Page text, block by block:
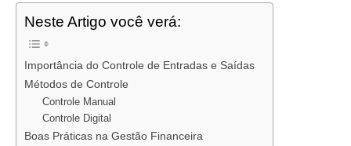
Neste Artigo você verá:
Importância do Controle de Entradas e Saídas
Métodos de Controle
Controle Manual
Controle Digital
Boas Práticas na Gestão Financeira